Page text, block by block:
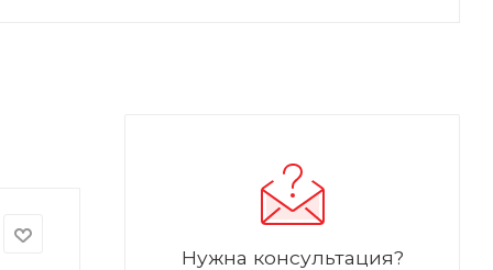
Нужна консультация?